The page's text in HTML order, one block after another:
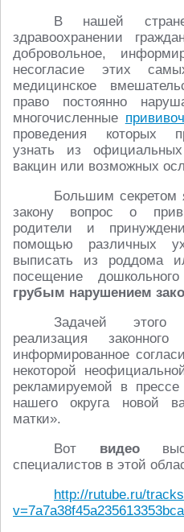
В нашей стране
здравоохранении
добровольное,
несогласие этих
медицинское
право постоянно
многочисленные
проведения которых
узнать из
вакцин или возможных
Большим секретом
закону вопрос о
родители и
помощью различных
выписать из роддома
посещение
грубым нарушением
Задачей этого
реализация
информированное
некоторой
рекламируемой в
нашего округа новой
матки».
Вот видео
специалистов в этой
http://rutube.ru/